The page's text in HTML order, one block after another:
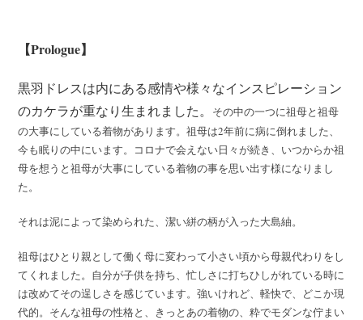
【Prologue】
黒羽ドレスは内にある感情や様々なインスピレーション
のカケラが重なり生まれました。
その中の一つに祖母と祖母
の大事にしている着物があります。祖母は2年前に病に倒れました、
今も眠りの中にいます。コロナで会えない日々が続き、いつからか祖
母を想うと祖母が大事にしている着物の事を思い出す様になりまし
た。
それは泥によって染められた、潔い絣の柄が入った大島紬。
祖母はひとり親として働く母に変わって小さい頃から母親代わりをし
てくれました。自分が子供を持ち、忙しさに打ちひしがれている時に
は改めてその逞しさを感じています。強いけれど、軽快で、どこか現
代的。そんな祖母の性格と、きっとあの着物の、粋でモダンな佇まい